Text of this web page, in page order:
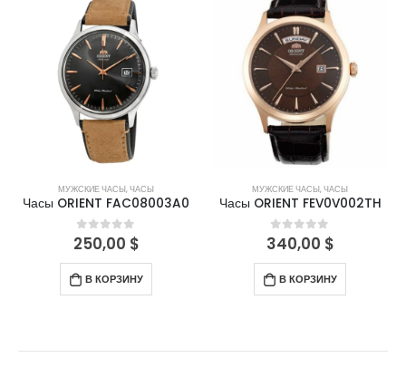
МУЖСКИЕ ЧАСЫ,ЧАСЫ
Часы ORIENT FAC08003A0
0out of 5
250,00 $
В КОРЗИНУ
МУЖСКИЕ ЧАСЫ,ЧАСЫ
Часы ORIENT FEV0V002TH
0 out of 5
340,00 $
В КОРЗИНУ